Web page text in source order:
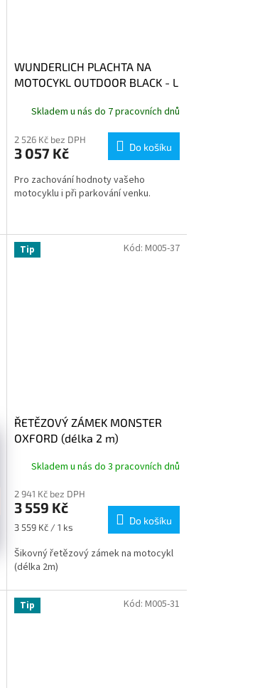
WUNDERLICH PLACHTA NA
MOTOCYKL OUTDOOR BLACK - L
Skladem u nás do 7 pracovních dnů
2 526 Kč bez DPH
3 057 Kč Do košíku
Pro zachování hodnoty vašeho
motocyklu i při parkování venku.
Tip
ŘETĚZOVÝ ZÁMEK MONSTER
OXFORD (délka 2 m)
Skladem u nás do 3 pracovních dnů
2 941 Kč bez DPH
3 559 Kč
Měrná
3 559 Kč / 1 ks
Do košíku
Šikovný řetězový zámek na motocykl
(délka 2m)
Kód: M005-37
Tip Kód: M005-31